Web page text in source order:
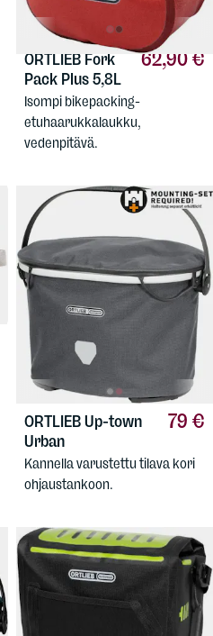
62,90 €
ORTLIEB Fork
Pack Plus 5,8L
Isompi bikepacking-
etuhaarukkalaukku,
vedenpitävä.
79 €
ORTLIEBUp-town
Urban
Kannella varustettu tilava kori
ohjaustankoon.